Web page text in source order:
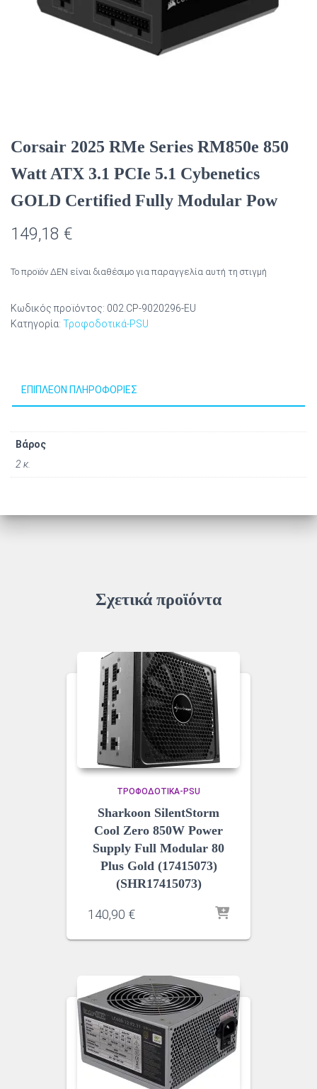
Corsair 2025 RMe Series RM850e 850
Watt ATX 3.1 PCIe 5.1 Cybenetics
GOLD Certified Fully Modular Pow
149,18 €
Το προϊόν ΔΕΝ είναι διαθέσιμο για παραγγελία αυτή τη στιγμή
Κωδικός προϊόντος: 002.CP-9020296-EU
Κατηγορία: Τροφοδοτικά-PSU
ΕΠΙΠΛΈΟΝ ΠΛΗΡΟΦΟΡΊΕΣ
Βάρος
2 κ.
Σχετικά προϊόντα
ΤΡΟΦΟΔΟΤΙΚΆ-PSU
Sharkoon SilentStorm
Cool Zero 850W Power
Supply Full Modular 80
Plus Gold (17415073)
(SHR17415073)
140,90 €